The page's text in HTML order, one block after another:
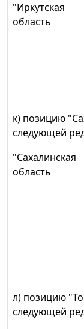
"Иркутская
область
к) позицию
следующей
"Сахалинская
область
л) позицию
следующей